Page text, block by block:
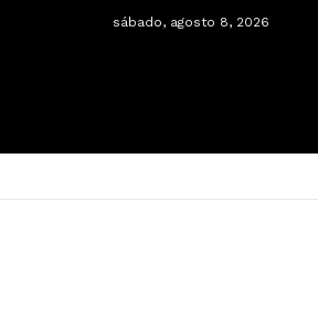
sábado, agosto 8, 2026